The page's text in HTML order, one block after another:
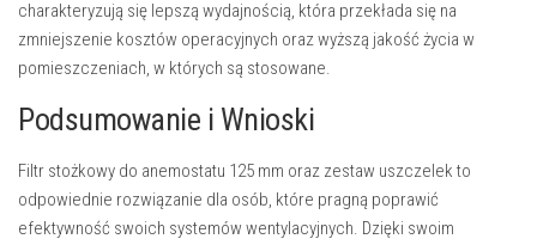
charakteryzują się lepszą wydajnością, która przekłada się na
zmniejszenie kosztów operacyjnych oraz wyższą jakość życia w
pomieszczeniach, w których są stosowane.
Podsumowanie i Wnioski
Filtr stożkowy do anemostatu 125 mm oraz zestaw uszczelek to
odpowiednie rozwiązanie dla osób, które pragną poprawić
efektywność swoich systemów wentylacyjnych. Dzięki swoim